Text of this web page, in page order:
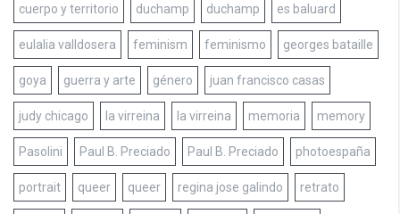
cuerpo y territorio duchamp duchamp es baluard
eulalia valldosera feminism feminismo georges bataille
goya guerra y arte género juan francisco casas
judy chicago la virreina la virreina memoria memory
Pasolini Paul B. Preciado Paul B. Preciado photoespaña
portrait queer queer regina jose galindo retrato